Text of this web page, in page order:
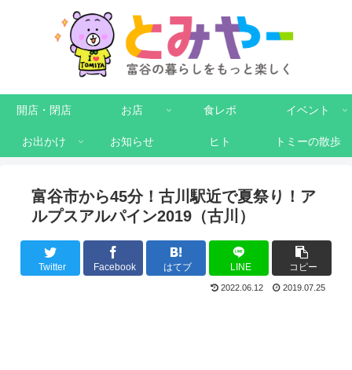
開店・閉店 お店 食レポ イベント
お出かけ お知らせ ヒト トミーの散歩
富谷市から45分！古川駅近で夏祭り！ア
ルプスアルパイン2019（古川）
Twitter Facebook はてブ LINE コピー
2022.06.12 2019.07.25